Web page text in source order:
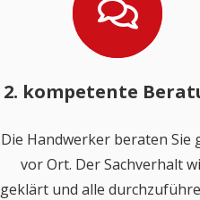
2. kompetente
Die Handwerker beraten Sie
vor Ort. Der Sachverhalt
geklärt und alle